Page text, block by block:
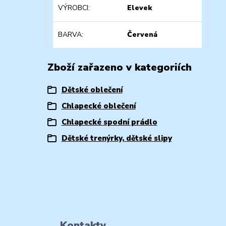
VÝROBCI Elevek
BARVA Červená
Zboží zařazeno v kategoriích
Dětské oblečení
Chlapecké oblečení
Chlapecké spodní prádlo
Dětské trenýrky, dětské slipy